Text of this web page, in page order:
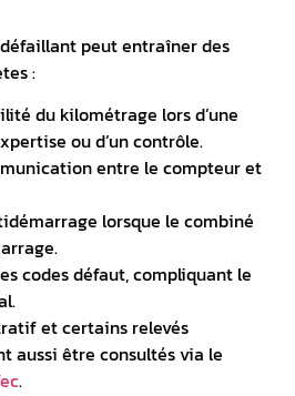
peut entraîner des
:
du kilométrage lors d’une
ou d’un contrôle.
entre le compteur et
lorsque le combiné
codes défaut, compliquant le
et certains relevés
aussi être consultés via le
.